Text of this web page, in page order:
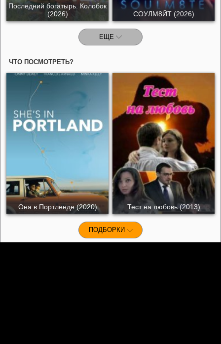
Последний богатырь. Колобок
(2026)
СОУЛМ8ЙТ (2026)
ЕЩЕ
ЧТО ПОСМОТРЕТЬ?
Она в Портленде (2020) Тест на любовь (2013)
ПОДБОРКИ